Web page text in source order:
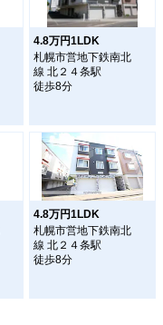
4.8万円1LDK
札幌市営地下鉄南北
線 北２４条駅
徒歩8分
4.8万円1LDK
札幌市営地下鉄南北
線 北２４条駅
徒歩8分